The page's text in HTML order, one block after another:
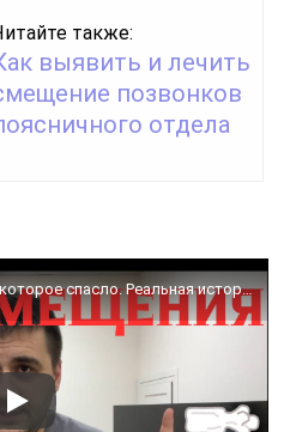
также:
выявить и лечить
позвонков
отдела
Смещение 23 мм! Упражнение, которое спасло. Реальная история